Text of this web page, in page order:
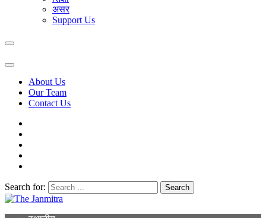
असर
Support Us
About Us
Our Team
Contact Us
Search for: